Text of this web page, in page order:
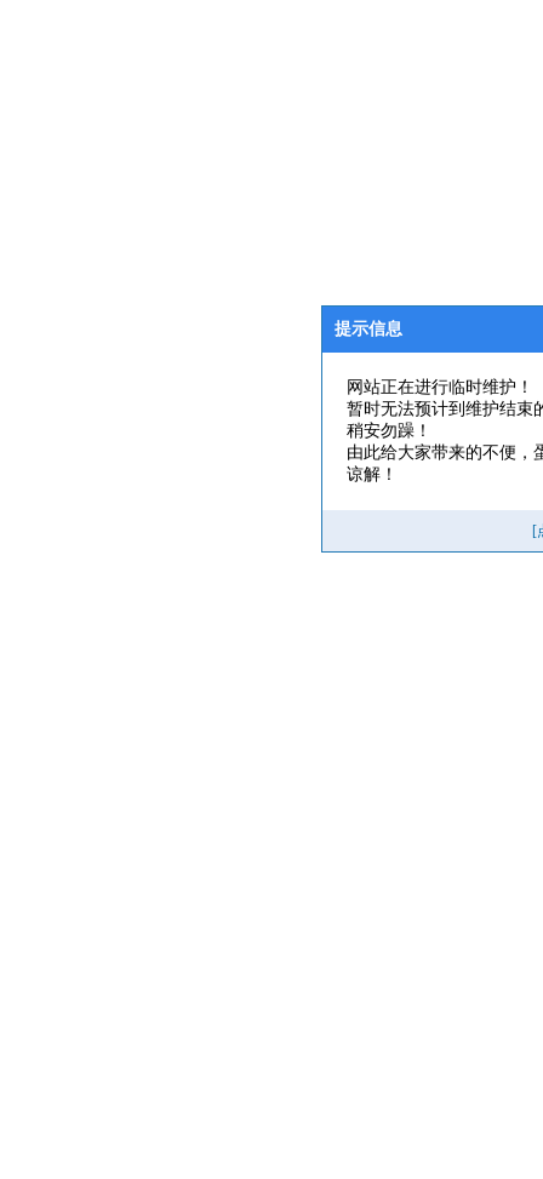
提示信息
网站正在进行临时维护！
暂时无法预计到维护结束
稍安勿躁！
由此给大家带来的不便，
谅解！
[